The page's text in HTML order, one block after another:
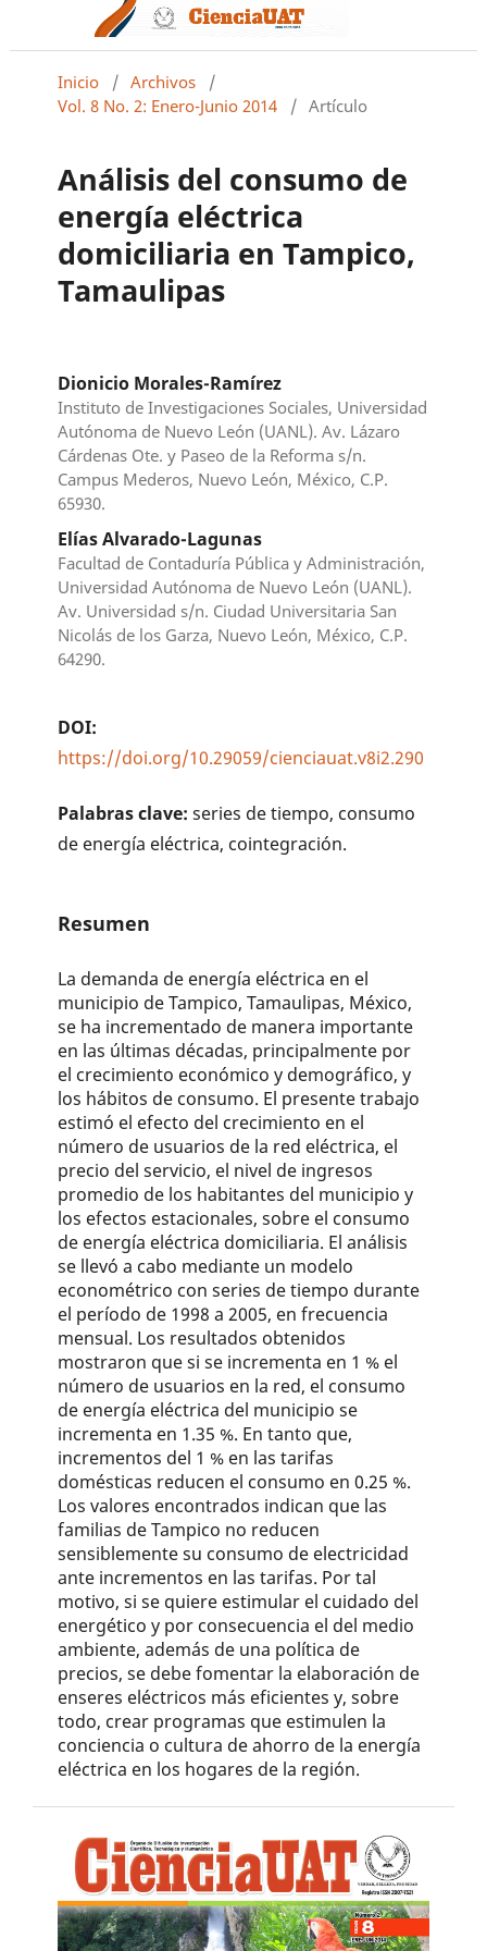
Inicio / Archivos
/
Vol. 8 No. 2: Enero-Junio 2014
/ Artículo
Análisis del consumo de
energía eléctrica
domiciliaria en Tampico,
Tamaulipas
Dionicio Morales-Ramírez
Instituto de Investigaciones Sociales, Universidad
Autónoma de Nuevo León (UANL). Av. Lázaro
Cárdenas Ote. y Paseo de la Reforma s/n.
Campus Mederos, Nuevo León, México, C.P.
65930.
Elías Alvarado-Lagunas
Facultad de Contaduría Pública y Administración,
Universidad Autónoma de Nuevo León (UANL).
Av. Universidad s/n. Ciudad Universitaria San
Nicolás de los Garza, Nuevo León, México, C.P.
64290.
DOI:
https://doi.org/10.29059/cienciauat.v8i2.290
Palabras clave:series de tiempo, consumo
de energía eléctrica, cointegración.
Resumen
La demanda de energía eléctrica en el
municipio de Tampico, Tamaulipas, México,
se ha incrementado de manera importante
en las últimas décadas, principalmente por
el crecimiento económico y demográfico, y
los hábitos de consumo. El presente trabajo
estimó el efecto del crecimiento en el
número de usuarios de la red eléctrica, el
precio del servicio, el nivel de ingresos
promedio de los habitantes del municipio y
los efectos estacionales, sobre el consumo
de energía eléctrica domiciliaria. El análisis
se llevó a cabo mediante un modelo
econométrico con series de tiempo durante
el período de 1998 a 2005, en frecuencia
mensual. Los resultados obtenidos
mostraron que si se incrementa en 1 % el
número de usuarios en la red, el consumo
de energía eléctrica del municipio se
incrementa en 1.35 %. En tanto que,
incrementos del 1 % en las tarifas
domésticas reducen el consumo en 0.25 %.
Los valores encontrados indican que las
familias de Tampico no reducen
sensiblemente su consumo de electricidad
ante incrementos en las tarifas. Por tal
motivo, si se quiere estimular el cuidado del
energético y por consecuencia el del medio
ambiente, además de una política de
precios, se debe fomentar la elaboración de
enseres eléctricos más eficientes y, sobre
todo, crear programas que estimulen la
conciencia o cultura de ahorro de la energía
eléctrica en los hogares de la región.